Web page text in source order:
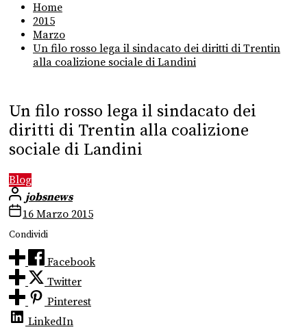
Home
2015
Marzo
Un filo rosso lega il sindacato dei diritti di Trentin
alla coalizione sociale di Landini
Un filo rosso lega il sindacato dei
diritti di Trentin alla coalizione
sociale di Landini
Blog
jobsnews
16 Marzo 2015
Condividi
Facebook
Twitter
Pinterest
LinkedIn